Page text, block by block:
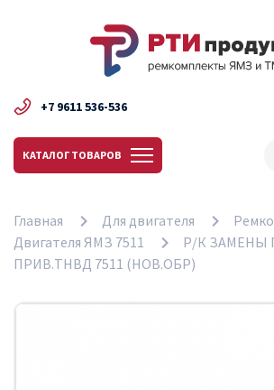
+7 9611 536-536
КАТАЛОГ ТОВАРОВ
Главная Для двигателя
Двигателя ЯМЗ 7511
Р/К ЗАМЕНЫ
ПРИВ.ТНВД 7511 (НОВ.ОБР)